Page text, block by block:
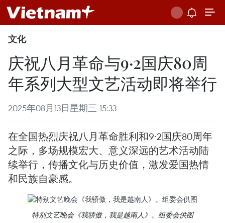
文化
庆祝八月革命与9·2国庆80周
年系列大型文艺活动即将举行
2025年08月13日星期三 15:33
在全国热烈庆祝八月革命胜利和9·2国庆80周年
之际，多场规模宏大、意义深远的艺术活动陆
续举行，传播文化与历史价值，激发爱国热情
和民族自豪感。
特别文艺晚会《我骄傲，我是越南人》。组委会供图